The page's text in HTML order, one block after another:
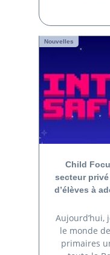
Nouvelles
Child
secteur
d’élèves à
Aujourd’hui,
le monde
primaires